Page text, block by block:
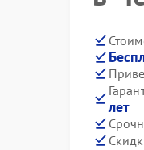
лет